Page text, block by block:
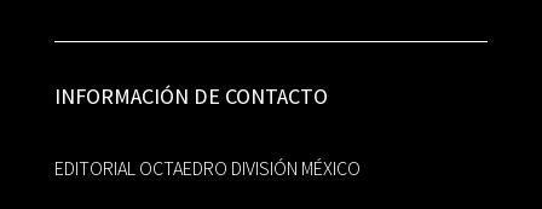
INFORMACIÓN DE CONTACTO
EDITORIAL OCTAEDRO DIVISIÓN MÉXICO